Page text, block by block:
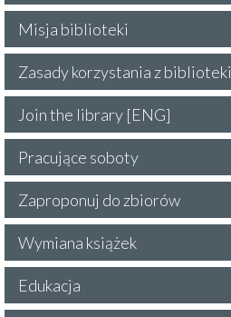
Misja biblioteki
Zasady korzystania z biblioteki
Join the library [ENG]
Pracujące soboty
Zaproponuj do zbiorów
Wymiana książek
Edukacja